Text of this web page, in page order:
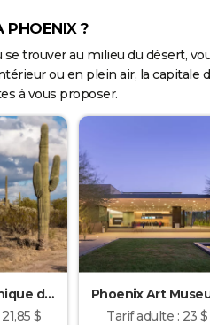
PHOENIX ?
se trouver au milieu du désert,
ou en plein air, la capitale
à vous proposer.
du
$
Phoenix Art
Tarif adulte : 23 $